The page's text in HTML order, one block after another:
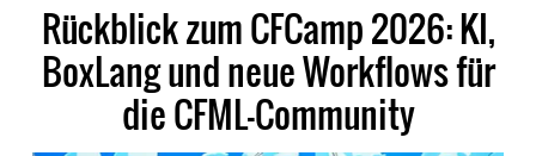
Rückblick zum CFCamp 2026: KI,
BoxLang und neue Workflows für
die CFML-Community